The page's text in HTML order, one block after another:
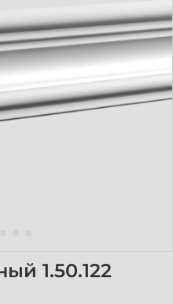
1.50.122